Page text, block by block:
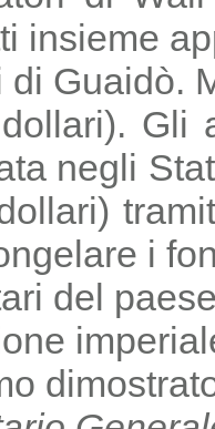
insieme
Guaidò.
Gli
negli
i
del